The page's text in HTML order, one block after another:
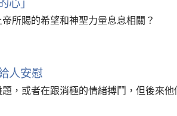
所賜的希望和神聖力量息息相關？
人安慰
，或者在跟消極的情緒搏鬥，但後來